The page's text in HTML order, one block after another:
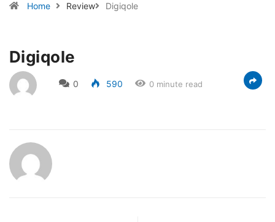
Home Review Digiqole
Digiqole
0 590 0 minute read